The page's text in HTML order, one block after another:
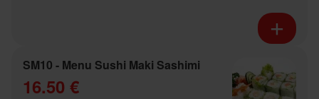
SM10 - Menu Sushi Maki Sashimi
16.50 €